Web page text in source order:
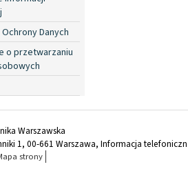
Danych
o przetwarzaniu
Warszawska
1, 00-661 Warszawa, Informacja
strony